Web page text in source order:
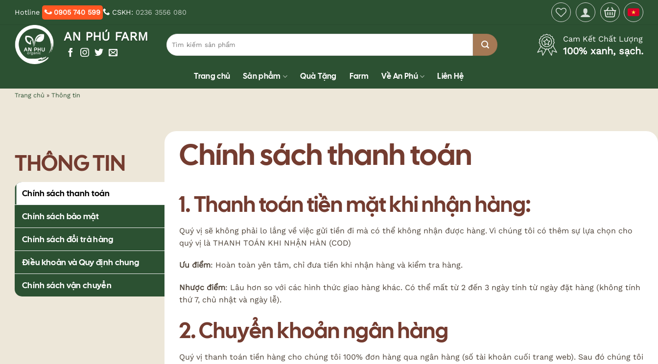
dung
Hotline 0905 740 599 CSKH: 0236 3556 080
AN PHÚ FARM
Tìm
kiếm:
Cam Kết Chất Lượng
100% xanh, sạch.
Trang chủ Sản phẩm Quà Tặng Farm Về An Phú Liên Hệ
Trang chủ » Thông tin
THÔNG TIN
Chính sách thanh toán
Chính sách bảo mật
Chính sách đổi trả hàng
Điều khoản và Quy định chung
Chính sách vận chuyển
Chính sách thanh toán
1. Thanh toán tiền mặt khi nhận hàng:
Quý vị sẽ không phải lo lắng về việc gửi tiền đi mà có thể không nhận được hàng. Vì chúng tôi có thêm sự lựa chọn cho
quý vị là THANH TOÁN KHI NHẬN HÀN (COD)
Ưu điểm: Hoàn toàn yên tâm, chỉ đưa tiền khi nhận hàng và kiểm tra hàng.
Nhược điểm: Lâu hơn so với các hình thức giao hàng khác. Có thể mất từ 2 đến 3 ngày tính từ ngày đặt hàng (không tính
thứ 7, chủ nhật và ngày lễ).
2. Chuyển khoản ngân hàng
Quý vị thanh toán tiền hàng cho chúng tôi 100% đơn hàng qua ngân hàng (số tài khoản cuối trang web). Sau đó chúng tôi